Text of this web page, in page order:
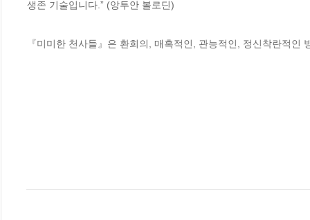
생존 기술입니다.” (앙투안 볼로딘)
『미미한 천사들』은 환희의, 매혹적인, 관능적인, 정신착란적인